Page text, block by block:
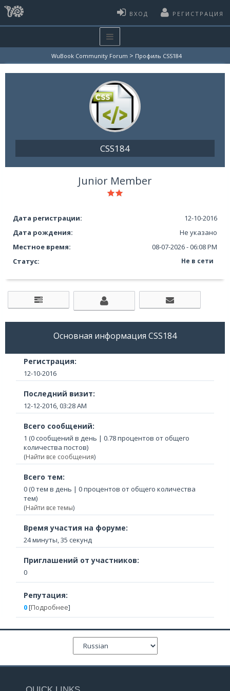
ВХОД РЕГИСТРАЦИЯ
WuBook Community Forum > Профиль CSS184
CSS184
Junior Member
Дата регистрации:
12-10-2016
Дата рождения:
Не указано
Местное время:
08-07-2026 - 06:08 PM
Статус:
Не в сети
Основная информация CSS184
Регистрация:
12-10-2016
Последний визит:
12-12-2016, 03:28 AM
Всего сообщений:
1 (0 сообщений в день | 0.78 процентов от общего
количества постов)
(Найти все сообщения)
Всего тем:
0 (0 тем в день | 0 процентов от общего количества
тем)
(Найти все темы)
Время участия на форуме:
24 минуты, 35 секунд
Приглашений от участников:
0
Репутация:
0[Подробнее]